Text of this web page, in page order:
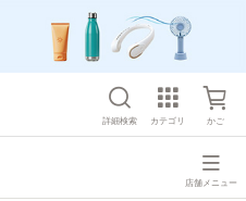
詳細検索 カテゴリ かご
店舗メニュー